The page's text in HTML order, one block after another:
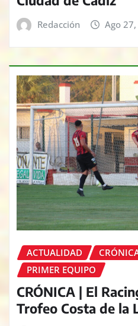
Redacción Ago
ACTUALIDAD
PRIMER EQUIPO
CRÓNICA | El
Trofeo Costa de la